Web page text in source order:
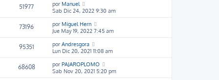
51977 por Manuel
Sab Dic 24, 2022 9:30 am
73196 por Miguel Hern
Jue May 19, 2022 7:45 am
95351 por Andresgora
Lun Dic 20, 2021 11:08 am
68608 por PAJAROPLOMO
Sab Nov 20, 2021 5:20 pm